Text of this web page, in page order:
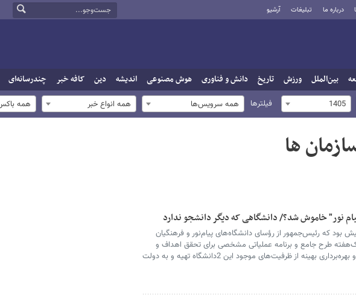
درباره ما تبلیغات آرشیو
بین‌الملل ورزش تاریخ دانش و فناوری هوش مصنوعی اندیشه دین کافه خبر چندرسانه‌ای
1405 فیلترها همه سرویس‌ها همه انواع خبر همه
ها
نور" خاموش شد؟/ دانشگاهی که دیگر دانشجو ندارد
بود که رئیس‌جمهور از رؤسای دانشگاه‌های پیام‌نور و فرهنگیان
طرح جامع و برنامه عملیاتی مشخصی برای تحقق اهداف و
مأموریت‌های محوله و بهره‌برداری بهینه از ظرفیت‌های موجود این 2دانشگاه تهیه و به دولت